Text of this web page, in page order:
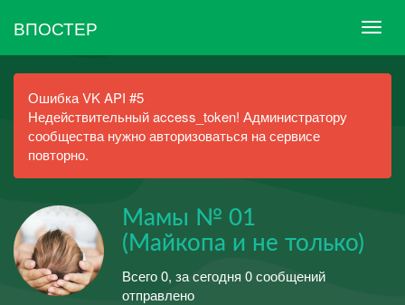
ВПОСТЕР
Ошибка VK API #5
Недействительный access_token! Администратору
сообщества нужно авторизоваться на сервисе
повторно.
Мамы № 01
(Майкопа и не только)
Всего 0, за сегодня 0 сообщений
отправлено